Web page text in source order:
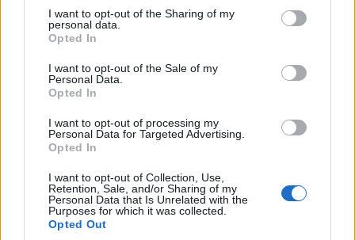
I want to opt-out of the Sharing of my
personal data.
Opted In
I want to opt-out of the Sale of my
Personal Data.
Opted In
I want to opt-out of processing my
Personal Data for Targeted Advertising.
Opted In
I want to opt-out of Collection, Use,
Retention, Sale, and/or Sharing of my
Personal Data that Is Unrelated with the
Purposes for which it was collected.
Opted Out
Israele, nel quale furono uccise 38 persone, tra cui
13 bambini.
La vicenda è stata segnalata sui social da alcuni
visitatori presenti a Mauthausen. Secondo quanto
riportato, una donna avrebbe contestato ai ragazzi
la scelta di esibire quei simboli proprio all’interno